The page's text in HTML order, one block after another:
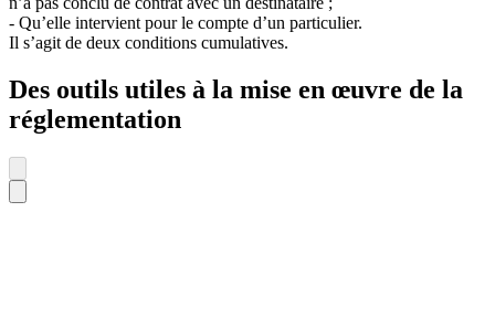
- Qu’elle intervient pour le compte d’un particulier.
Il s’agit de deux conditions cumulatives.
Des outils utiles à la mise en œuvre de la
réglementation